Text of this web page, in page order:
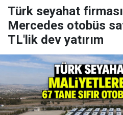
Türk seyahat
Mercedes otobüs
TL'lik dev yatırım